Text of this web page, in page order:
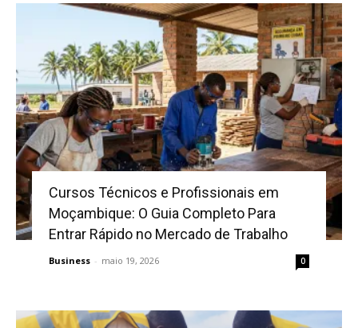
Cursos Técnicos e Profissionais em
Moçambique: O Guia Completo Para
Entrar Rápido no Mercado de Trabalho
Business - maio 19, 2026 0